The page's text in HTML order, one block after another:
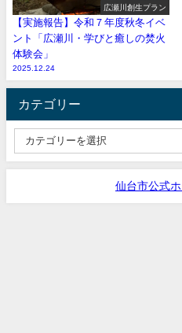
広瀬川創生プラン
【実施報告】令和７年度秋冬イベ
ント「広瀬川・学びと癒しの焚火
体験会」
2025.12.24
カテゴリー
仙台市公式